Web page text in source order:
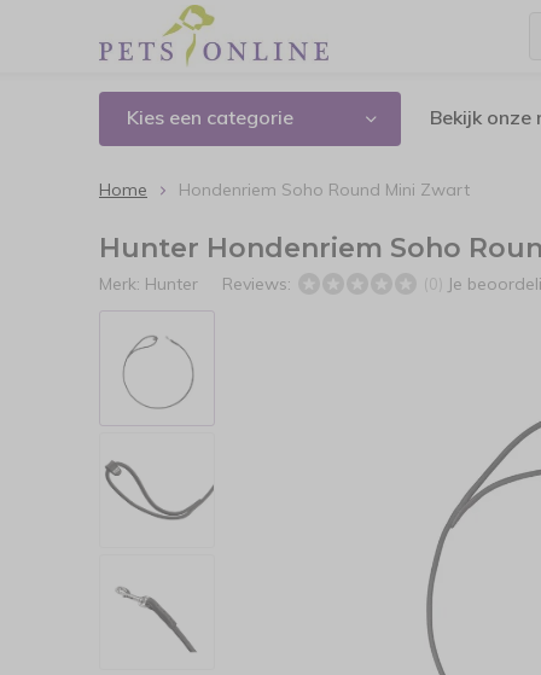
Kies een categorie Bekijk onze
Home Hondenriem Soho Round Mini Zwart
Hunter Hondenriem Soho
Merk: Hunter Reviews: (0) Je